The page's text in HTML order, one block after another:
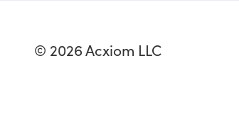
© 2026 Acxiom LLC